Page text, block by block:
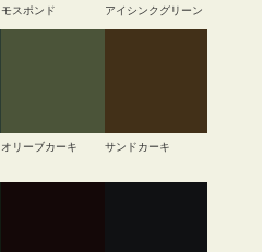
モスポンド アイシンクグリーン
オリーブカーキ サンドカーキ